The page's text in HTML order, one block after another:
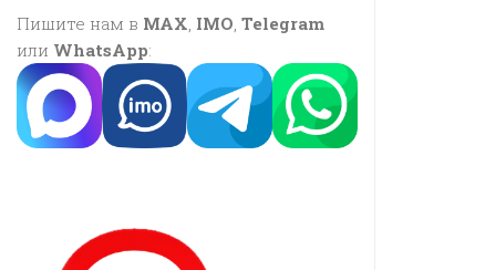
Пишите нам в MAX, IMO, Telegram
или WhatsApp: